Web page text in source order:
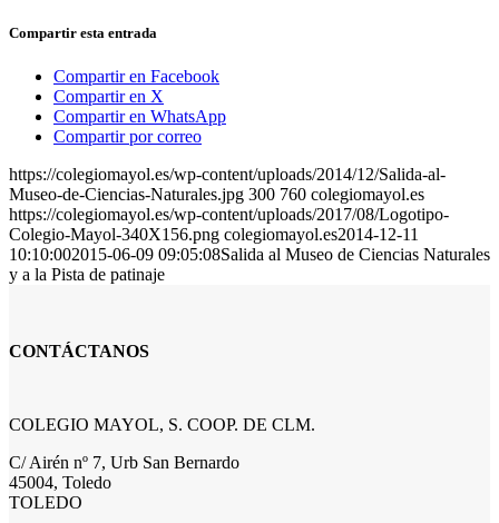
Compartir esta entrada
Compartir en Facebook
Compartir en X
Compartir en WhatsApp
Compartir por correo
https://colegiomayol.es/wp-content/uploads/2014/12/Salida-al-
Museo-de-Ciencias-Naturales.jpg 300 760 colegiomayol.es
https://colegiomayol.es/wp-content/uploads/2017/08/Logotipo-
Colegio-Mayol-340X156.png colegiomayol.es2014-12-11
10:10:002015-06-09 09:05:08Salida al Museo de Ciencias Naturales
y a la Pista de patinaje
CONTÁCTANOS
COLEGIO MAYOL, S. COOP. DE CLM.
C/ Airén nº 7, Urb San Bernardo
45004, Toledo
TOLEDO